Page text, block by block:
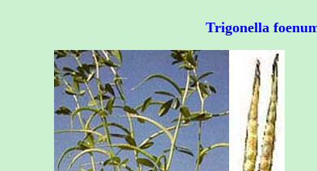
Trigonella